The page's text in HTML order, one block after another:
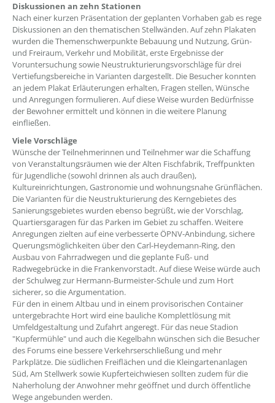
Diskussionen an zehn Stationen
Nach einer kurzen Präsentation der geplanten Vorhaben gab es rege
Diskussionen an den thematischen Stellwänden. Auf zehn Plakaten
wurden die Themenschwerpunkte Bebauung und Nutzung, Grün-
und Freiraum, Verkehr und Mobilität, erste Ergebnisse der
Voruntersuchung sowie Neustrukturierungsvorschläge für drei
Vertiefungsbereiche in Varianten dargestellt. Die Besucher konnten
an jedem Plakat Erläuterungen erhalten, Fragen stellen, Wünsche
und Anregungen formulieren. Auf diese Weise wurden Bedürfnisse
der Bewohner ermittelt und können in die weitere Planung
einfließen.
Viele Vorschläge
Wünsche der Teilnehmerinnen und Teilnehmer war die Schaffung
von Veranstaltungsräumen wie der Alten Fischfabrik, Treffpunkten
für Jugendliche (sowohl drinnen als auch draußen),
Kultureinrichtungen, Gastronomie und wohnungsnahe Grünflächen.
Die Varianten für die Neustrukturierung des Kerngebietes des
Sanierungsgebietes wurden ebenso begrüßt, wie der Vorschlag,
Quartiersgaragen für das Parken im Gebiet zu schaffen. Weitere
Anregungen zielten auf eine verbesserte ÖPNV-Anbindung, sichere
Querungsmöglichkeiten über den Carl-Heydemann-Ring, den
Ausbau von Fahrradwegen und die geplante Fuß- und
Radwegebrücke in die Frankenvorstadt. Auf diese Weise würde auch
der Schulweg zur Hermann-Burmeister-Schule und zum Hort
sicherer, so die Argumentation.
Für den in einem Altbau und in einem provisorischen Container
untergebrachte Hort wird eine bauliche Komplettlösung mit
Umfeldgestaltung und Zufahrt angeregt. Für das neue Stadion
"Kupfermühle" und auch die Kegelbahn wünschen sich die Besucher
des Forums eine bessere Verkehrserschließung und mehr
Parkplätze. Die südlichen Freiflächen und die Kleingartenanlagen
Süd, Am Stellwerk sowie Kupferteichwiesen sollten zudem für die
Naherholung der Anwohner mehr geöffnet und durch öffentliche
Wege angebunden werden.